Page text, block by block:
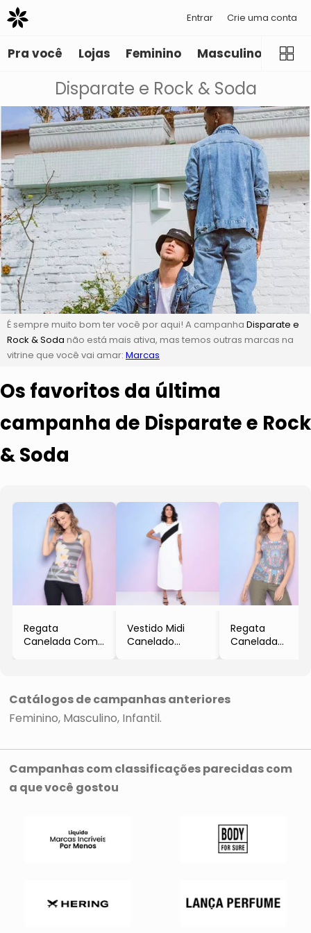
Entrar Crie uma conta
Pra você Lojas Feminino Masculino
Disparate e Rock & Soda
É sempre muito bom ter você por aqui! A campanha Disparate e
Rock & Soda não está mais ativa, mas temos outras marcas na
vitrine que você vai amar: Marcas
Os favoritos da última
campanha de Disparate e Rock
& Soda
Regata
Canelada Com
Vestido Midi
Canelado
Regata
Canelada
Catálogos de campanhas anteriores
Feminino Masculino Infantil
Campanhas com classificações parecidas com
a que você gostou